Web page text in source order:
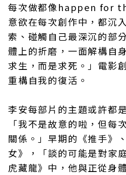
每次做都像happen for
意欲在每次創作中，都沉
索、碰觸自己最深沉的部
體上的折磨，一面解構自
求生，而是求死。」電影
重構自我的復活。
李安每部片的主題或許都
「我不是故意的啦，但每
關係。」早期的《推手》
女》，「談的可能是對家
虎藏龍》中，他與正從身